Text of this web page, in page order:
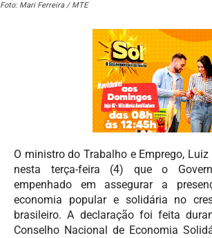
Foto: Mari Ferreira / MTE
O ministro do Trabalho e Emprego,
nesta terça-feira (4) que o
empenhado em assegurar a
economia popular e solidária no
brasileiro. A declaração foi feita
Conselho Nacional de Economia